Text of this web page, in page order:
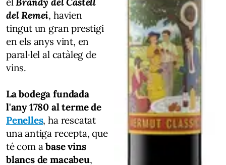
del Remei, havien
tingut un gran prestigi
en els anys vint, en
paral·lel al catàleg de
vins.
La bodega fundada
l'any 1780 al terme de
Penelles, ha rescatat
una antiga recepta, que
té com abase vins
blancs de macabeu,